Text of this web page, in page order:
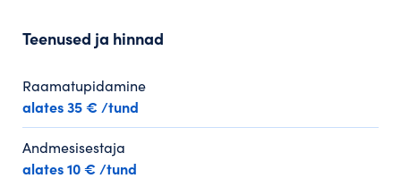
Teenused ja hinnad
Raamatupidamine
alates 35 € /tund
Andmesisestaja
alates 10 € /tund